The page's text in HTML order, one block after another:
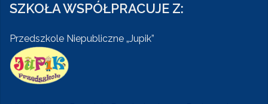
SZKOŁA WSPÓŁPRACUJE Z:
Przedszkole Niepubliczne „Jupik”